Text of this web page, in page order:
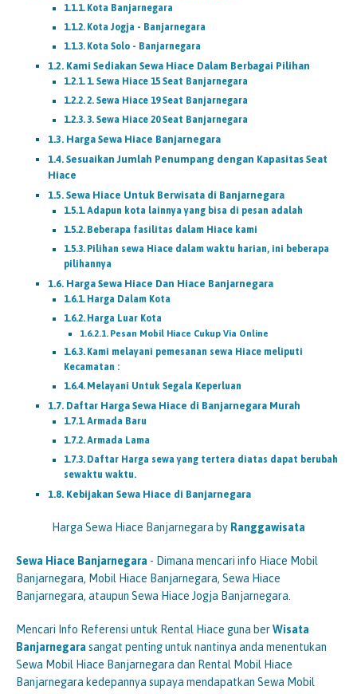
Kota Banjarnegara
Kota Jogja - Banjarnegara
Kota Solo - Banjarnegara
Kami Sediakan Sewa Hiace Dalam Berbagai Pilihan
1. Sewa Hiace 15 Seat Banjarnegara
2. Sewa Hiace 19 Seat Banjarnegara
3. Sewa Hiace 20 Seat Banjarnegara
Harga Sewa Hiace Banjarnegara
Sesuaikan Jumlah Penumpang dengan Kapasitas Seat
Hiace
Sewa Hiace Untuk Berwisata di Banjarnegara
Adapun kota lainnya yang bisa di pesan adalah
Beberapa fasilitas dalam Hiace kami
Pilihan sewa Hiace dalam waktu harian, ini beberapa
pilihannya
Harga Sewa Hiace Dan Hiace Banjarnegara
Harga Dalam Kota
Harga Luar Kota
Pesan Mobil Hiace Cukup Via Online
Kami melayani pemesanan sewa Hiace meliputi
Kecamatan :
Melayani Untuk Segala Keperluan
Daftar Harga Sewa Hiace di Banjarnegara Murah
Armada Baru
Armada Lama
Daftar Harga sewa yang tertera diatas dapat berubah
sewaktu waktu.
Kebijakan Sewa Hiace di Banjarnegara
Harga Sewa Hiace Banjarnegara by Ranggawisata
Sewa Hiace Banjarnegara - Dimana mencari info Hiace Mobil
Banjarnegara, Mobil Hiace Banjarnegara, Sewa Hiace
Banjarnegara, ataupun Sewa Hiace Jogja Banjarnegara.
Mencari Info Referensi untuk Rental Hiace guna berWisata
Banjarnegara sangat penting untuk nantinya anda menentukan
Sewa Mobil Hiace Banjarnegara dan Rental Mobil Hiace
Banjarnegara kedepannya supaya mendapatkan Sewa Mobil